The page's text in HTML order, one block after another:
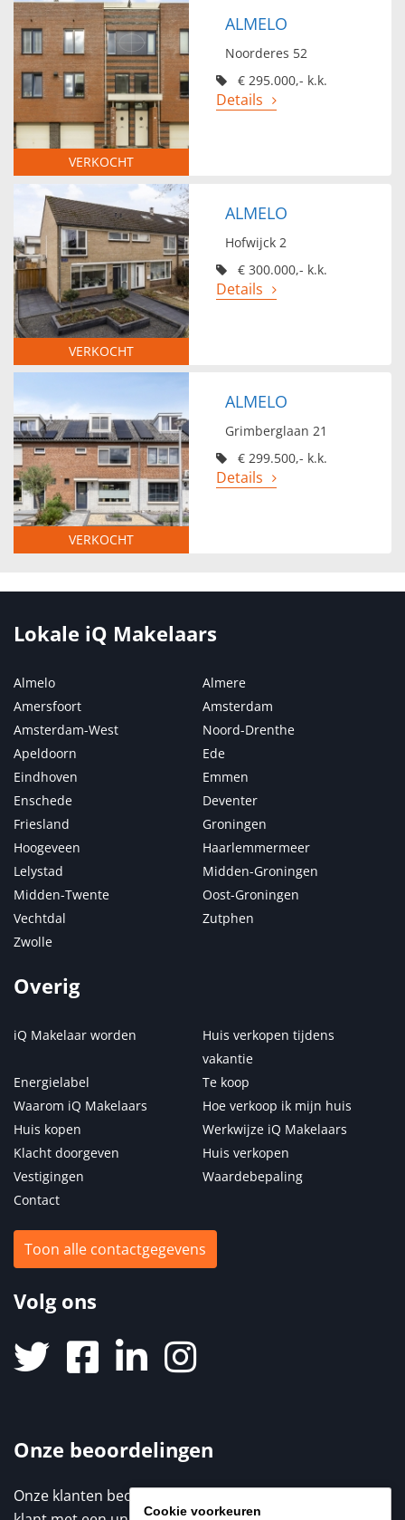
Cookie voorkeuren
VERKOCHT
ALMELO
Noorderes 52
€ 295.000,- k.k.
Details
VERKOCHT
ALMELO
Hofwijck 2
€ 300.000,- k.k.
Details
VERKOCHT
ALMELO
Grimberglaan 21
€ 299.500,- k.k.
Details
Lokale iQ Makelaars
Almelo
Almere
Amersfoort
Amsterdam
Amsterdam-West
Noord-Drenthe
Apeldoorn
Ede
Eindhoven
Emmen
Enschede
Deventer
Friesland
Groningen
Hoogeveen
Haarlemmermeer
Lelystad
Midden-Groningen
Midden-Twente
Oost-Groningen
Vechtdal
Zutphen
Zwolle
Overig
iQ Makelaar worden
Huis verkopen tijdens
vakantie
Energielabel
Te koop
Waarom iQ Makelaars
Hoe verkoop ik mijn huis
Huis kopen
Werkwijze iQ Makelaars
Klacht doorgeven
Huis verkopen
Vestigingen
Waardebepaling
Contact
Toon alle contactgegevens
Volg ons
Onze beoordelingen
Onze klanten beoordelen ons met een 9,3 / 10. Elke